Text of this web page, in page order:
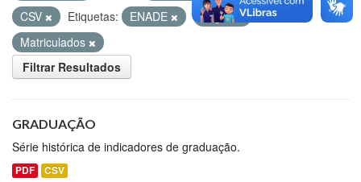
CSV
Etiquetas: ENADE
Vagas
Matriculados
Filtrar Resultados
GRADUAÇÃO
Série histórica de indicadores de graduação.
PDF CSV